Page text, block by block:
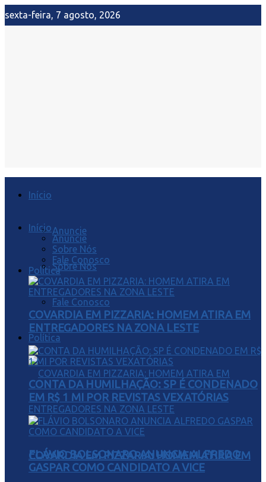
sexta-feira, 7 agosto, 2026
Início
Anuncie
Sobre Nós
Fale Conosco
Política
COVARDIA EM PIZZARIA: HOMEM ATIRA EM
Início
Anuncie
Sobre Nós
Fale Conosco
Política
COVARDIA EM PIZZARIA: HOMEM ATIRA EM
ENTREGADORES NA ZONA LESTE
CONTA DA HUMILHAÇÃO: SP É CONDENADO
EM R$ 1 MI POR REVISTAS VEXATÓRIAS
FLÁVIO BOLSONARO ANUNCIA ALFREDO
GASPAR COMO CANDIDATO A VICE